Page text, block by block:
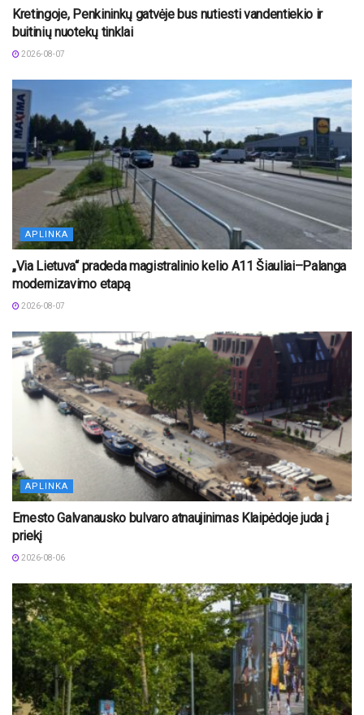
Kretingoje, Penkininkų gatvėje bus nutiesti vandentiekio ir
buitinių nuotekų tinklai
2026-08-07
APLINKA
„Via Lietuva“ pradeda magistralinio kelio A11 Šiauliai–Palanga
modernizavimo etapą
2026-08-07
APLINKA
Ernesto Galvanausko bulvaro atnaujinimas Klaipėdoje juda į
priekį
2026-08-06